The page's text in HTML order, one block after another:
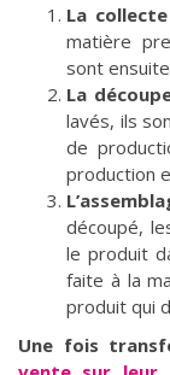
La
matière
sont
La
lavés, ils
de
production
découpé,
le produit
faite à la
produit qui
Une fois